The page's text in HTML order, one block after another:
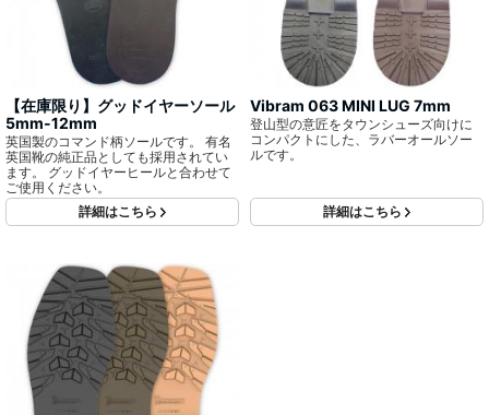
【在庫限り】グッドイヤーソール
5mm-12mm
英国製のコマンド柄ソールです。 有名
英国靴の純正品としても採用されてい
ます。 グッドイヤーヒールと合わせて
ご使用ください。
詳細はこちら
Vibram 063 MINI LUG 7mm
登山型の意匠をタウンシューズ向けに
コンパクトにした、ラバーオールソー
ルです。
詳細はこちら